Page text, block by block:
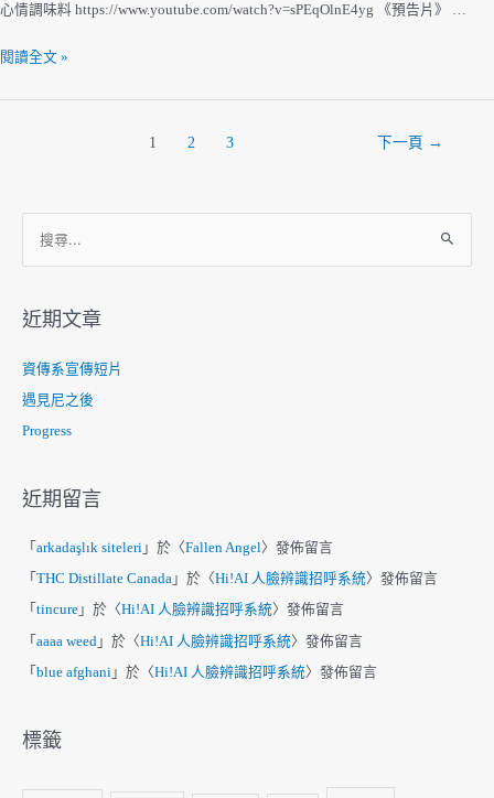
專
心情調味料 https://www.youtube.com/watch?v=sPEqOlnE4yg 《預告片》 …
心
閱讀全文 »
頁
1 2 3 下一頁 →
鍵
:
近期文章
資傳系宣傳短片
遇見尼之後
Progress
近期留言
「 arkadaşlık siteleri 」於〈Fallen Angel〉發佈留言
「 THC Distillate Canada 」於〈Hi!AI 人臉辨識招呼系統〉發佈留言
「 tincure 」於〈Hi!AI 人臉辨識招呼系統〉發佈留言
「 aaaa weed 」於〈Hi!AI 人臉辨識招呼系統〉發佈留言
「 blue afghani 」於〈Hi!AI 人臉辨識招呼系統〉發佈留言
標籤